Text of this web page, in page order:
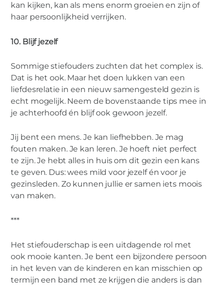
kan kijken, kan als mens enorm groeien en zijn of
haar persoonlijkheid verrijken.
10. Blijf jezelf
Sommige stiefouders zuchten dat het complex is.
Dat is het ook. Maar het doen lukken van een
liefdesrelatie in een nieuw samengesteld gezin is
echt mogelijk. Neem de bovenstaande tips mee in
je achterhoofd én blijf ook gewoon jezelf.
Jij bent een mens. Je kan liefhebben. Je mag
fouten maken. Je kan leren. Je hoeft niet perfect
te zijn. Je hebt alles in huis om dit gezin een kans
te geven. Dus: wees mild voor jezelf én voor je
gezinsleden. Zo kunnen jullie er samen iets moois
van maken.
***
Het stiefouderschap is een uitdagende rol met
ook mooie kanten. Je bent een bijzondere persoon
in het leven van de kinderen en kan misschien op
termijn een band met ze krijgen die anders is dan